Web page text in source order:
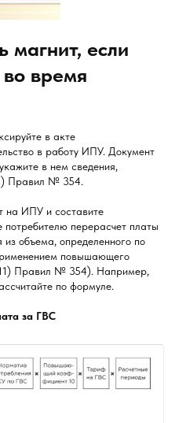
магнит, если
время
в акте
в работу ИПУ. Документ
в нем сведения,
Правил № 354.
на ИПУ и составите
потребителю перерасчет платы
из объема, определенного по
повышающего
Правил № 354). Например,
по формуле.
за ГВС